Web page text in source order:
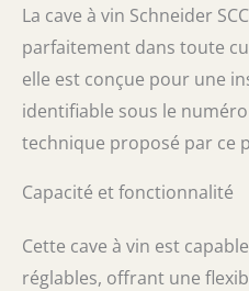
La cave à vin Schneider
parfaitement dans toute
elle est conçue pour une
identifiable sous le
technique proposé par ce
Capacité et fonctionnalité
Cette cave à vin est
réglables, offrant une